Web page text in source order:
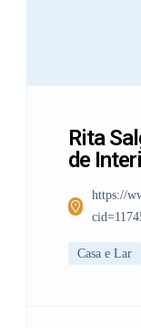
Rita
de
https://
Casa e Lar